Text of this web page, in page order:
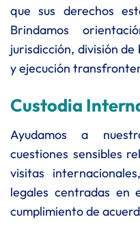
que sus derechos
Brindamos
jurisdicción, división
y ejecución
Custodia
Ayudamos a
cuestiones sensibles
visitas
legales centradas en
cumplimiento de